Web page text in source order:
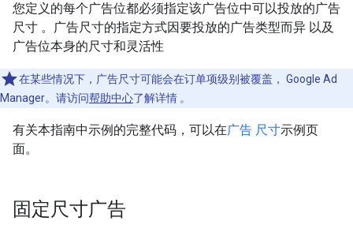
您定义的每个广告位都必须指定该广告位中可以投放的广告
尺寸 。广告尺寸的指定方式因要投放的广告类型而异 以及
广告位本身的尺寸和灵活性
在某些情况下，广告尺寸可能会在订单项级别被覆盖， Google Ad
Manager。请访问帮助中心了解详情 。
有关本指南中示例的完整代码，可以在广告 尺寸示例页
面。
固定尺寸广告